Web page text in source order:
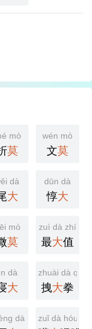
mò
莫
wén mò
文莫
dà
大
dūn dà
惇大
mò
莫
zuì dà zhí
最大值
dà
大
zhuài dà
拽大拳
dà zuǐ dà hóu